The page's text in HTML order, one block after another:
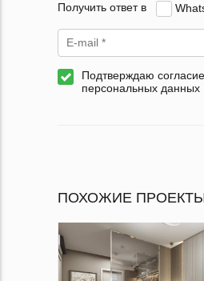
Получить ответ в
Подтверждаю
персональных данных
ПОХОЖИЕ